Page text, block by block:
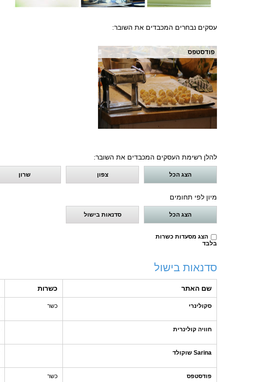
עסקים נבחרים המכבדים את השובר:
פודסטפס
להלן רשימת העסקים המכבדים את השובר:
הצג הכל צפון שרון
מיון לפי תחומים
הצג הכל סדנאות בישול
הצג מסעדות כשרות
בלבד
סדנאות בישול
שם האתר כשרות
סקולינרי כשר
חוויה קולינרית
Sarina שוקולד
פודסטפס כשר